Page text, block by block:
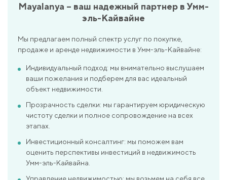
Mayalanya – ваш надежный партнер в Умм-
эль-Кайвайне
Мы предлагаем полный спектр услуг по покупке,
продаже и аренде недвижимости в Умм-эль-Кайвайне:
Индивидуальный подход: мы внимательно выслушаем
ваши пожелания и подберем для вас идеальный
объект недвижимости.
Прозрачность сделки: мы гарантируем юридическую
чистоту сделки и полное сопровождение на всех
этапах.
Инвестиционный консалтинг: мы поможем вам
оценить перспективы инвестиций в недвижимость
Умм-эль-Кайвайна.
Управление недвижимостью: мы возьмем на себя все